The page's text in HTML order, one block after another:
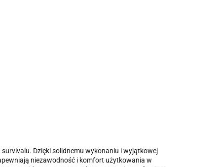
Dzięki solidnemu wykonaniu i wyjątkowej
niezawodność i komfort użytkowania w